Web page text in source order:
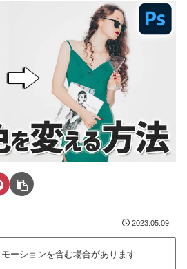
2023.05.09
ーションを含む場合があります